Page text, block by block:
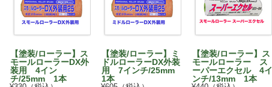
【塗装/ローラー】ス
モールローラーDX外
装用 4イン
チ/25mm 1本
【塗装/ローラー】ミ
ドルローラーDX外装
用 7インチ/25mm
1本
【塗装/ローラー】ス
モールローラー ス
ーパーエクセル 4イ
ンチ/13mm 1本